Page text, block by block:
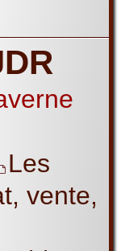
Les
vente,